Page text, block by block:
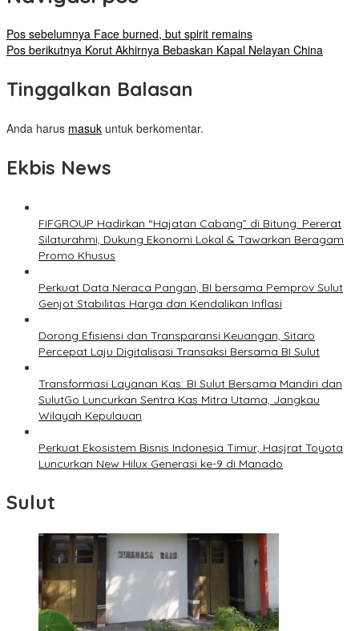
Pos sebelumnya Face burned, but spirit remains
Pos berikutnya Korut Akhirnya Bebaskan Kapal Nelayan China
Tinggalkan Balasan
Anda harus masuk untuk berkomentar.
Ekbis News
FIFGROUP Hadirkan “Hajatan Cabang” di Bitung: Pererat
Silaturahmi, Dukung Ekonomi Lokal & Tawarkan Beragam
Promo Khusus
Perkuat Data Neraca Pangan, BI bersama Pemprov Sulut
Genjot Stabilitas Harga dan Kendalikan Inflasi
Dorong Efisiensi dan Transparansi Keuangan, Sitaro
Percepat Laju Digitalisasi Transaksi Bersama BI Sulut
Transformasi Layanan Kas: BI Sulut Bersama Mandiri dan
SulutGo Luncurkan Sentra Kas Mitra Utama, Jangkau
Wilayah Kepulauan
Perkuat Ekosistem Bisnis Indonesia Timur, Hasjrat Toyota
Luncurkan New Hilux Generasi ke-9 di Manado
Sulut